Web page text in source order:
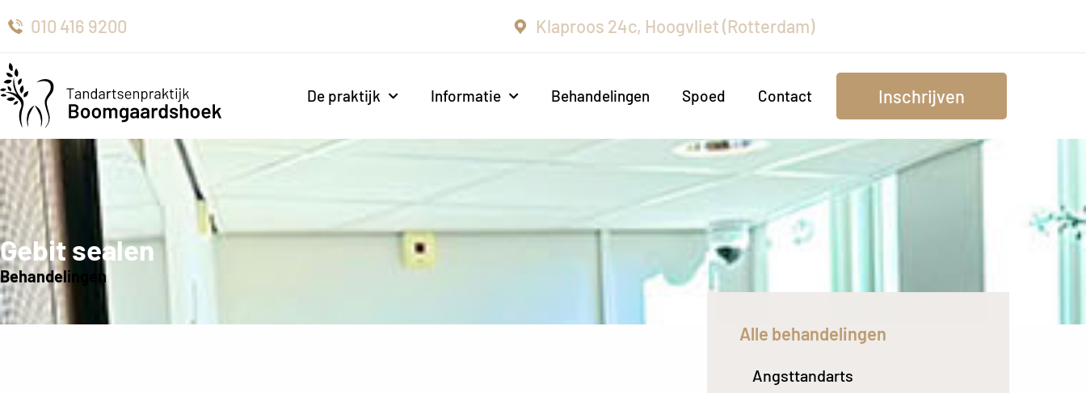
010 416 9200 Klaproos 24c, Hoogvliet (Rotterdam)
De praktijk Informatie Behandelingen Spoed Contact Inschrijven
Gebit sealen
Behandelingen
Alle behandelingen
Angsttandarts